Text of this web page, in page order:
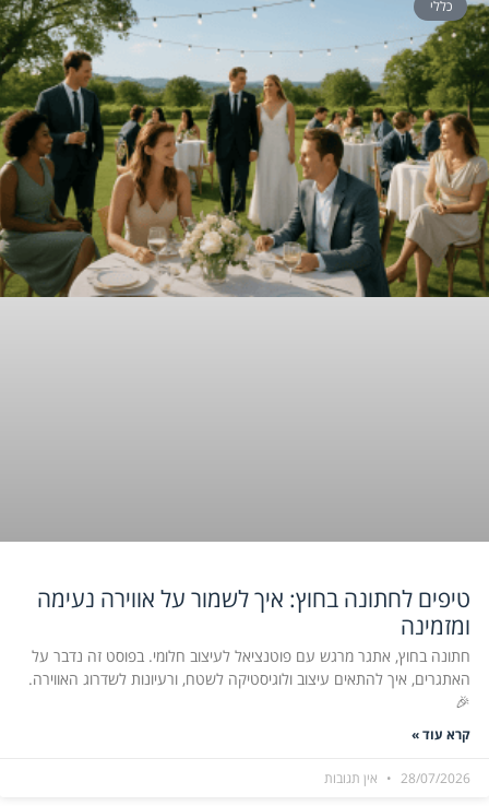
כללי
טיפים לחתונה בחוץ: איך לשמור על אווירה נעימה
ומזמינה
חתונה בחוץ, אתגר מרגש עם פוטנציאל לעיצוב חלומי. בפוסט זה נדבר על
האתגרים, איך להתאים עיצוב ולוגיסטיקה לשטח, ורעיונות לשדרוג האווירה.
🎉
קרא עוד »
28/07/2026 אין תגובות